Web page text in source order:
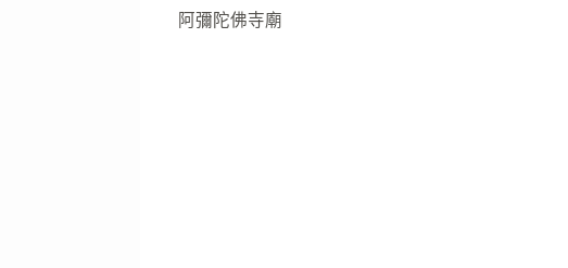
阿彌陀佛寺廟